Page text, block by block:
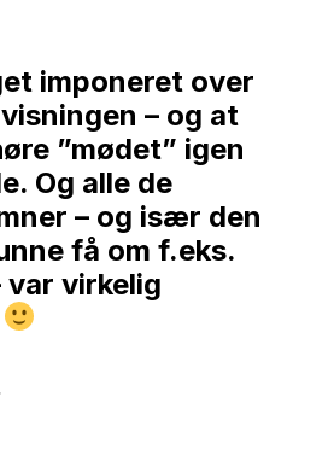
imponeret over
– og at
”mødet” igen
Og alle de
– og især den
få om f.eks.
var virkelig